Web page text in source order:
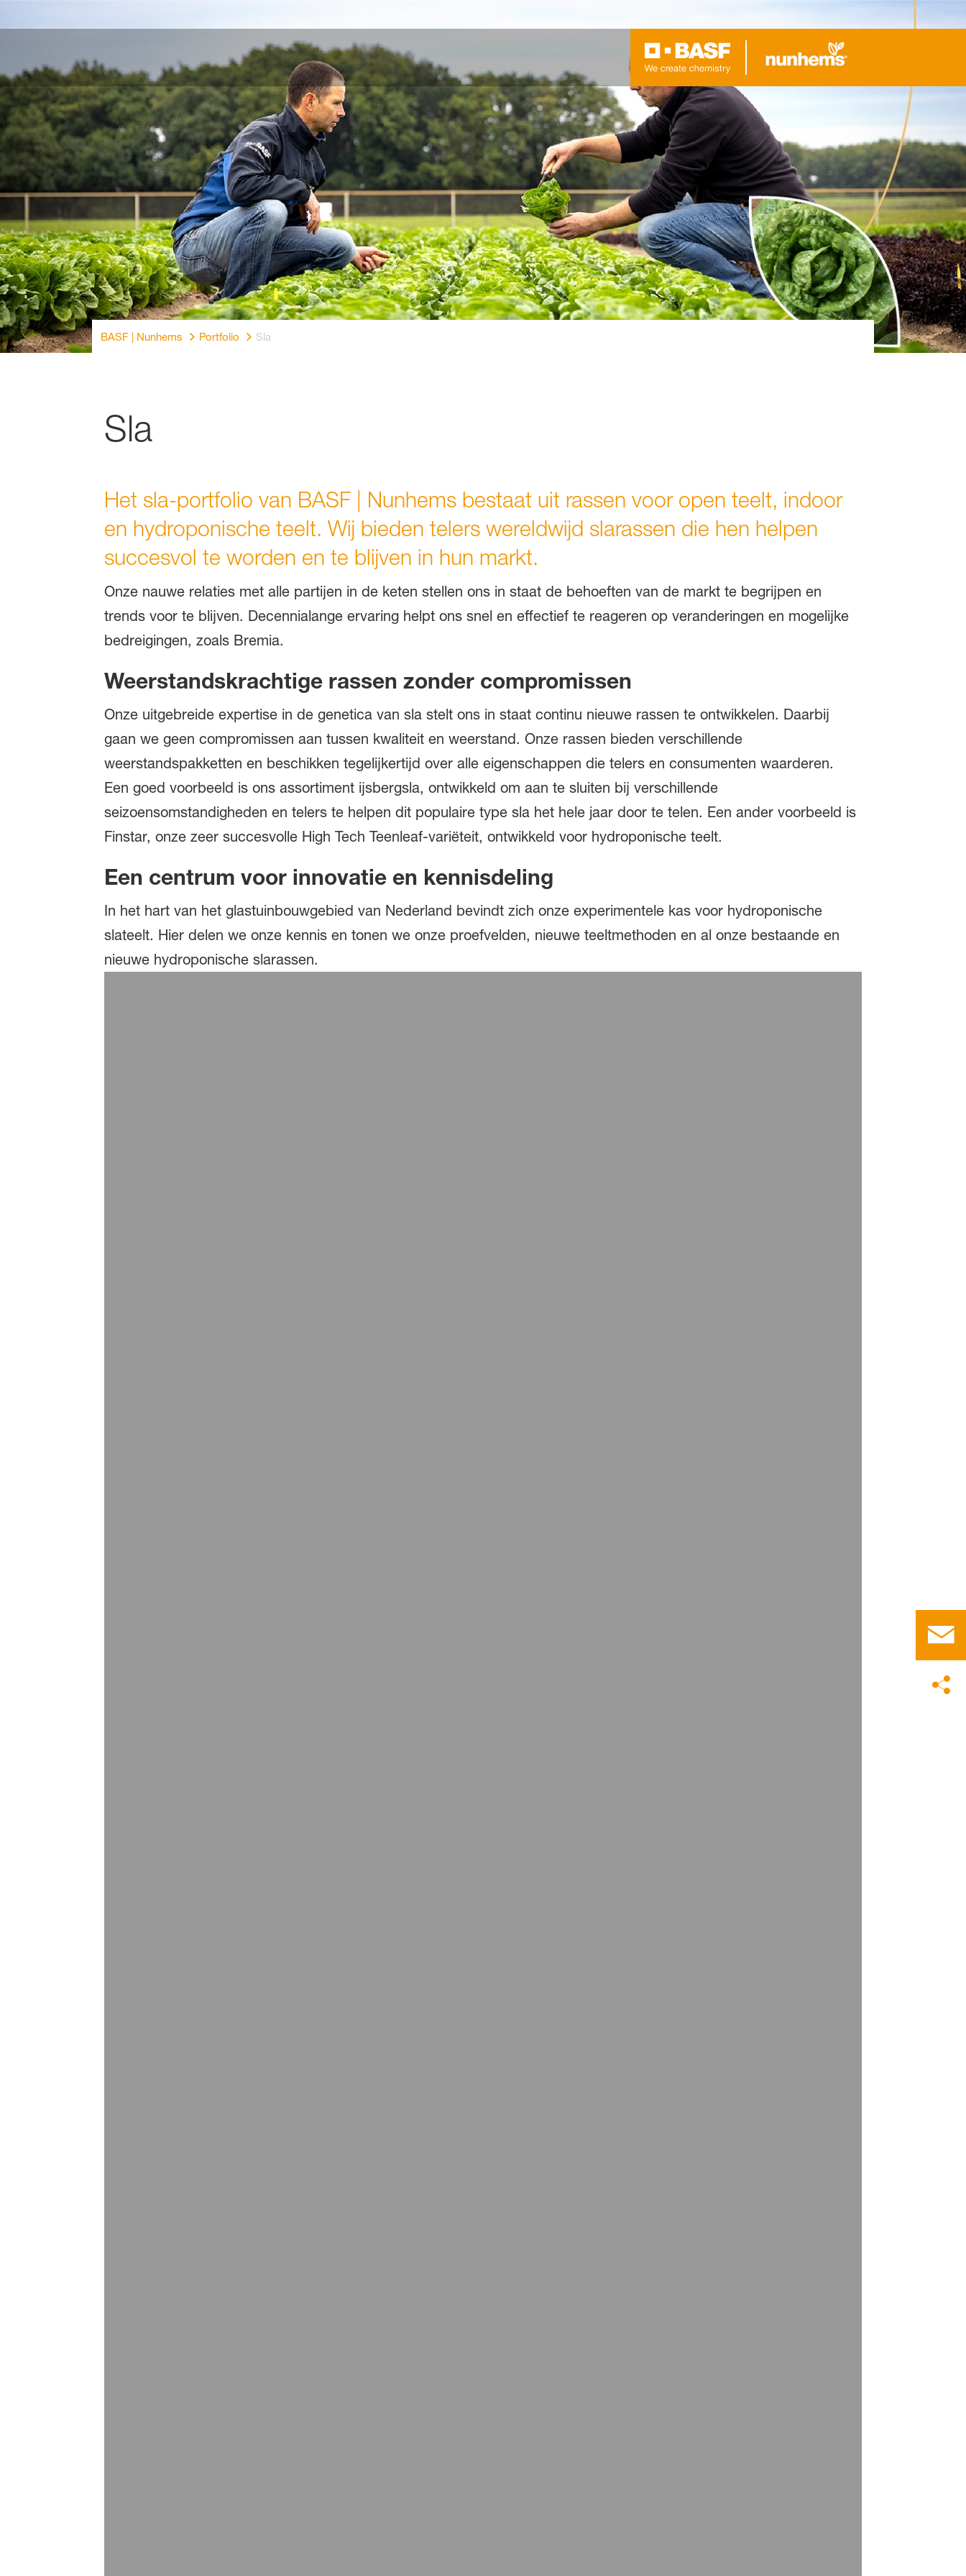
BASF | Nunhems Portfolio Sla
Sla
Het sla-portfolio van BASF | Nunhems bestaat uit rassen voor open teelt, indoor
en hydroponische teelt. Wij bieden telers wereldwijd slarassen die hen helpen
succesvol te worden en te blijven in hun markt.
Onze nauwe relaties met alle partijen in de keten stellen ons in staat de behoeften van de markt te begrijpen en
trends voor te blijven. Decennialange ervaring helpt ons snel en effectief te reageren op veranderingen en mogelijke
bedreigingen, zoals Bremia.
Weerstandskrachtige rassen zonder compromissen
Onze uitgebreide expertise in de genetica van sla stelt ons in staat continu nieuwe rassen te ontwikkelen. Daarbij
gaan we geen compromissen aan tussen kwaliteit en weerstand. Onze rassen bieden verschillende
weerstandspakketten en beschikken tegelijkertijd over alle eigenschappen die telers en consumenten waarderen.
Een goed voorbeeld is ons assortiment ijsbergsla, ontwikkeld om aan te sluiten bij verschillende
seizoensomstandigheden en telers te helpen dit populaire type sla het hele jaar door te telen. Een ander voorbeeld is
Finstar, onze zeer succesvolle High Tech Teenleaf-variëteit, ontwikkeld voor hydroponische teelt.
Een centrum voor innovatie en kennisdeling
In het hart van het glastuinbouwgebied van Nederland bevindt zich onze experimentele kas voor hydroponische
slateelt. Hier delen we onze kennis en tonen we onze proefvelden, nieuwe teeltmethoden en al onze bestaande en
nieuwe hydroponische slarassen.